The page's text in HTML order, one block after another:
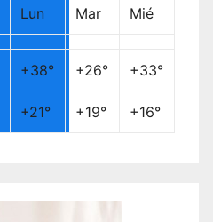
Lun Mar Mié
+38° +26° +33°
+21° +19° +16°